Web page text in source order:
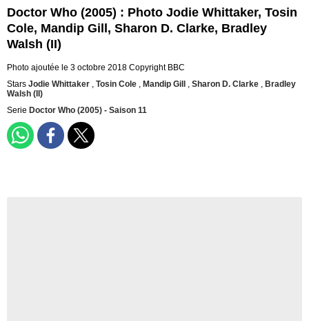
Doctor Who (2005) : Photo Jodie Whittaker, Tosin
Cole, Mandip Gill, Sharon D. Clarke, Bradley
Walsh (II)
Photo ajoutée le 3 octobre 2018 Copyright BBC
Stars Jodie Whittaker , Tosin Cole , Mandip Gill , Sharon D. Clarke , Bradley
Walsh (II)
Serie Doctor Who (2005) - Saison 11